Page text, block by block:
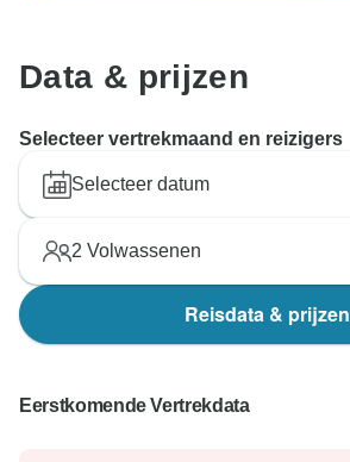
Data & prijzen
Selecteer vertrekmaand en reizigers
Selecteer datum
2 Volwassenen
Reisdata & prijzen
Eerstkomende Vertrekdata